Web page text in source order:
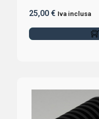
25,00 € Iva inclusa